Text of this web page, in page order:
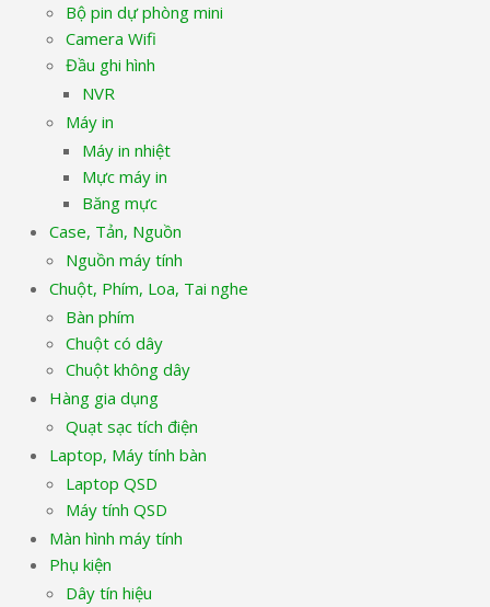
Bộ pin dự phòng mini
Camera Wifi
Đầu ghi hình
NVR
Máy in
Máy in nhiệt
Mực máy in
Băng mực
Case, Tản, Nguồn
Nguồn máy tính
Chuột, Phím, Loa, Tai nghe
Bàn phím
Chuột có dây
Chuột không dây
Hàng gia dụng
Quạt sạc tích điện
Laptop, Máy tính bàn
Laptop QSD
Máy tính QSD
Màn hình máy tính
Phụ kiện
Dây tín hiệu